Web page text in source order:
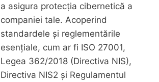
a asigura protecția cibernetică a
companiei tale. Acoperind
standardele și reglementările
esențiale, cum ar fi ISO 27001,
Legea 362/2018 (Directiva NIS),
Directiva NIS2 și Regulamentul